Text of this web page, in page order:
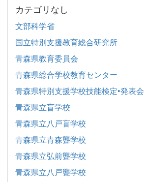
カテゴリなし
文部科学省
国立特別支援教育総合研究所
青森県教育委員会
青森県総合学校教育センター
青森県特別支援学校技能検定•発表会
青森県立盲学校
青森県立八戸盲学校
青森県立青森聾学校
青森県立弘前聾学校
青森県立八戸聾学校